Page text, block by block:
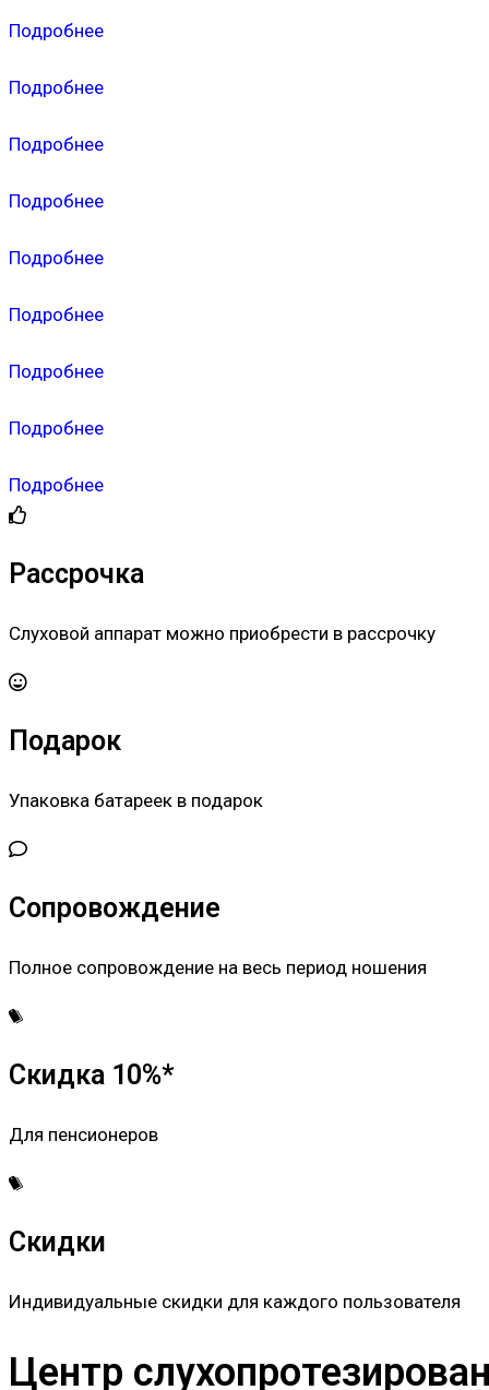
Подробнее
Подробнее
Подробнее
Подробнее
Подробнее
Подробнее
Подробнее
Подробнее
Подробнее
Рассрочка
Слуховой аппарат можно приобрести в рассрочку
Подарок
Упаковка батареек в подарок
Сопровождение
Полное сопровождение на весь период ношения
Скидка 10%*
Для пенсионеров
Скидки
Индивидуальные скидки для каждого пользователя
Центр